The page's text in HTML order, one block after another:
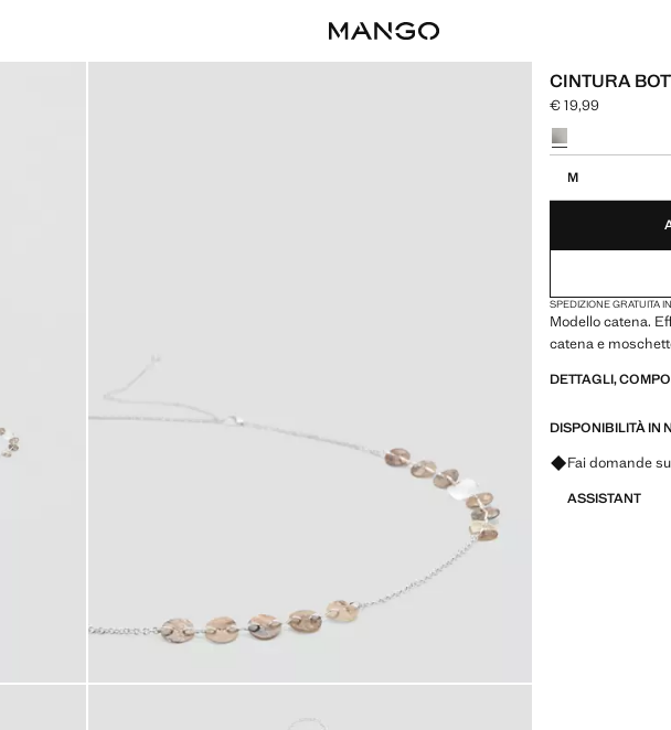
CINTURA
Prezzo attuale [€
€ 19,99
Seleziona un colore
M
SPEDIZIONE GRATUITA
Modello catena.
catena e
DETTAGLI,
DISPONIBILITÀ IN
Fai domande
ASSISTANT